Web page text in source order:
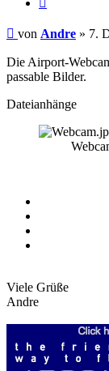
Beitrag
von Andre » 7.
Die Airport-
passable Bilder.
Dateianhänge
Viele Grüße
Andre